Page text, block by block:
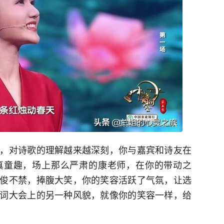
对诗歌的理解越来越深刻，你与嘉宾和诗友在
趣，场上那么严肃的康老师，在你的带动之
不禁，捧腹大笑，你的笑容活跃了气氛，让选
大会上的另一种风貌，就像你的笑容一样，给